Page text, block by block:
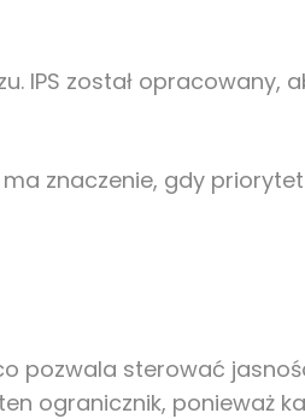
IPS został opracowany,
znaczenie, gdy
pozwala sterować
ogranicznik, ponieważ